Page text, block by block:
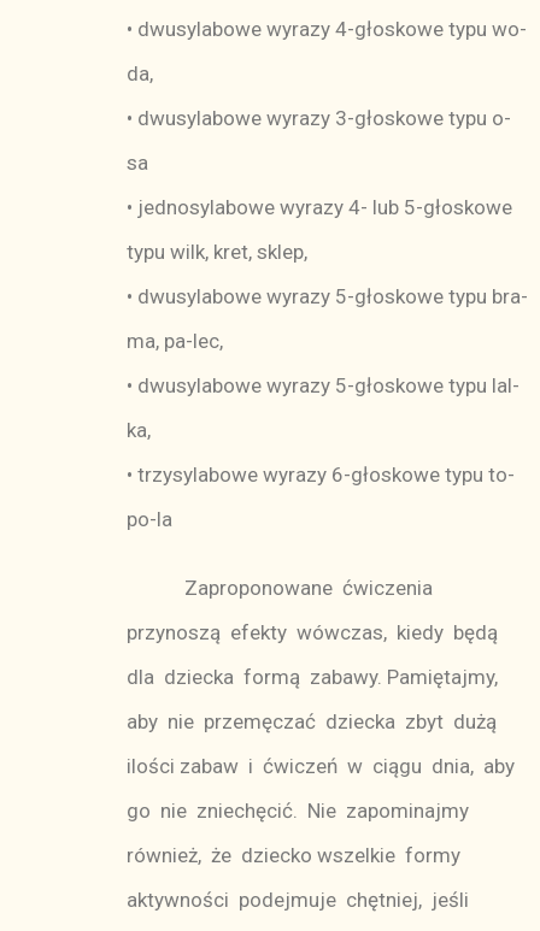
• dwusylabowe wyrazy 4-głoskowe typu wo-
da,
• dwusylabowe wyrazy 3-głoskowe typu o-
sa
• jednosylabowe wyrazy 4- lub 5-głoskowe
typu wilk, kret, sklep,
• dwusylabowe wyrazy 5-głoskowe typu bra-
ma, pa-lec,
• dwusylabowe wyrazy 5-głoskowe typu lal-
ka,
• trzysylabowe wyrazy 6-głoskowe typu to-
po-la
Zaproponowane ćwiczenia
przynoszą efekty wówczas, kiedy będą
dla dziecka formą zabawy. Pamiętajmy,
aby nie przemęczać dziecka zbyt dużą
ilości zabaw i ćwiczeń w ciągu dnia, aby
go nie zniechęcić. Nie zapominajmy
również, że dziecko wszelkie formy
aktywności podejmuje chętniej, jeśli